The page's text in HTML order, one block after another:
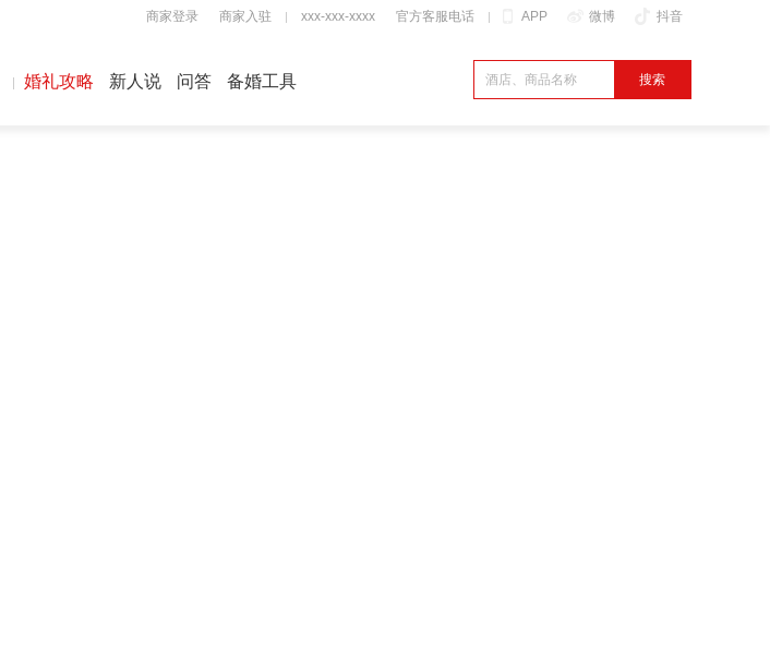
APP 微博 抖音
商家登录 商家入驻 xxx-xxx-xxxx 官方客服电话
婚礼攻略 新人说 问答 备婚工具